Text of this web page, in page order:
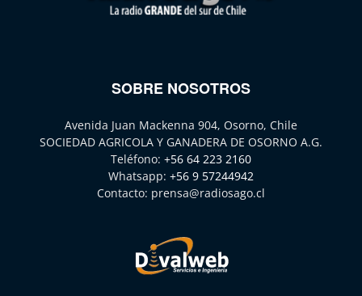
SOBRE NOSOTROS
Avenida Juan Mackenna 904, Osorno, Chile
SOCIEDAD AGRICOLA Y GANADERA DE OSORNO A.G.
Teléfono: +56 64 223 2160
Whatsapp: +56 9 57244942
Contacto: prensa@radiosago.cl